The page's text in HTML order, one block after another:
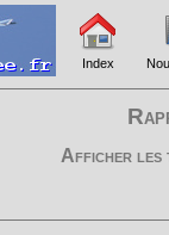
Index
Afficher les